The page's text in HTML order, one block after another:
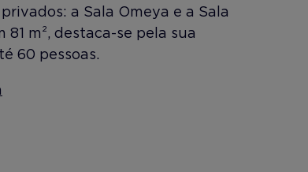
a Sala Omeya e a Sala
81 m², destaca-se pela sua
60 pessoas.